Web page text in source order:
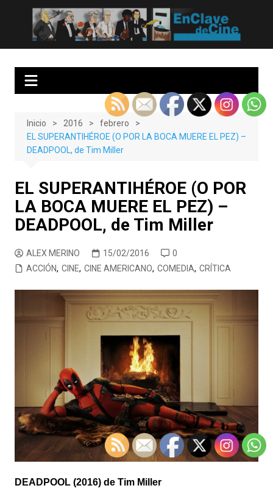
contenido
EnClave de Cine
Crítica cinematográfica y audiovisual. Punto de encuentro para los
Inicio 2016
febrero
EL SUPERANTIHÉROE (O POR LA BOCA MUERE EL PEZ) –
DEADPOOL, de Tim Miller
EL SUPERANTIHÉROE (O POR
LA BOCA MUERE EL PEZ) –
DEADPOOL, de Tim Miller
ALEX MERINO 15/02/2016
0
ACCIÓN, CINE, CINE AMERICANO, COMEDIA, CRÍTICA
DEADPOOL (2016) de Tim Miller